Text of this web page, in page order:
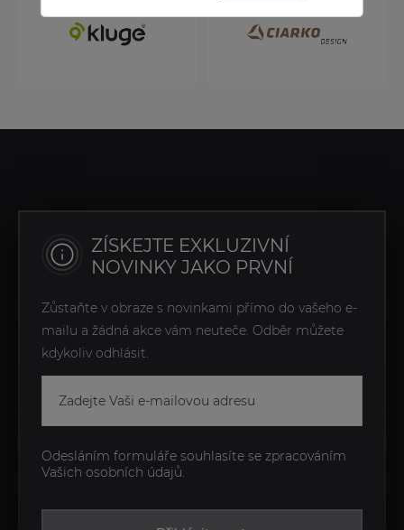
ZÍSKEJTE EXKLUZIVNÍ
NOVINKY JAKO PRVNÍ
Zůstaňte v obraze s novinkami přímo do vašeho e-
mailu a žádná akce vám neuteče. Odběr můžete
kdykoliv odhlásit.
Odesláním formuláře souhlasíte se zpracováním
Vašich osobních údajů.